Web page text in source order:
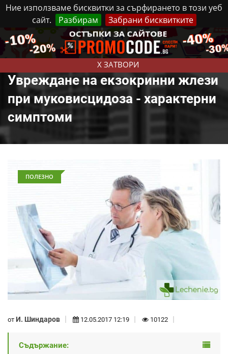
Ние използваме бисквитки за сърфирането в този уеб
сайт.
Разбирам Забрани бисквитките
X ЗАТВОРИ
Петък, 7 Август, 2026 Реклама Контакти
Увреждане на екзокринни жлези
при муковисцидоза - характерни
симптоми
ПОЛЕЗНО
от И. Шиндаров 12.05.2017 12:19 10122
Съдържание: